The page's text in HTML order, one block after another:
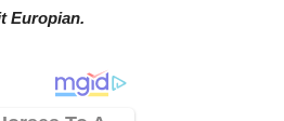
Europian.